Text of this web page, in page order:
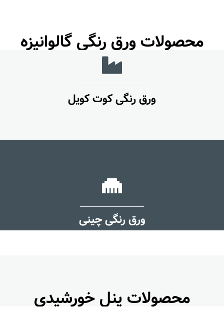
محصولات ورق رنگی گالوانیزه
ورق رنگی کوت کویل
ورق رنگی چینی
محصولات پنل خورشیدی